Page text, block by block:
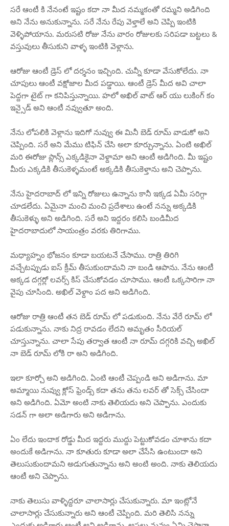
సరే ఆంటీ కి నేనంటే ఇష్టం కదా నా మీద నమ్మకంతో రమ్మని అడిగింది
అని నేను అనుకున్నాను. సరే నేను రేపు వెళ్తాలే అని చెప్పి ఇంటికి
వెళ్ళిపోయాను. మరుసటి రోజు నేను వారం రోజులకు సరిపడా బట్టలు &
వస్తువులు తీసుకుని వాళ్ళ ఇంటికి వెళ్లాను.
ఆరోజు ఆంటీ డ్రెస్ లో దర్శనం ఇచ్చింది. చున్నీ కూడా వేసుకోలేదు. నా
చూపులు ఆంటీ వక్షోజాల మీద పడ్డాయి. ఆంటీ డ్రెస్ మీద అవి చాలా
పెద్దగా టైట్ గా కనిపిస్తున్నాయి. హలో అఖిల్ వాట్ ఆర్ యు లుకింగ్ కం
ఇన్సైడ్ అని ఆంటీ నవ్వుతూ అంది.
నేను లోపలికి వెళ్లాను ఇదిగో నువ్వు ఈ మినీ బెడ్ రూమ్ వాడుకో అని
చెప్పింది. సరే అని మేము టిఫిన్ చేసి అలా కూర్చున్నాను. ఏంటి అఖిల్
మరి ఈరోజు ప్లాన్స్ ఎక్కడికైనా వెళ్దామా అని ఆంటీ అడిగింది. మీ ఇష్టం
మీరు ఎక్కడికి తీసుకెళ్ళమంటే అక్కడికి తీసుకెళ్తాను అని చెప్పాను.
నేను హైదరాబాద్ లో ఇన్ని రోజులు ఉన్నాను కానీ ఇక్కడ ఏమీ సరిగ్గా
చూడలేదు. ఏమైనా మంచి మంచి ప్రదేశాలు ఉంటే నన్ను అక్కడికి
తీసుకెళ్ళు అని అడిగింది. సరే అని ఇద్దరం కలిసి బండిమీద
హైదరాబాదులో సాయంత్రం వరకు తిరిగాము.
మధ్యాహ్నం భోజనం కూడా బయటనే చేసాము. రాత్రి తిరిగి
వచ్చేటప్పుడు ఐస్ క్రీమ్ తీసుకుందామని నా బండి ఆపాను. నేను ఆంటీ
అక్కడ దగ్గర్లో లవర్స్ కిస్ చేసుకోవడం చూసాము. ఆంటీ ఒక్కసారిగా నా
వైపు చూసింది. అఖిల్ వెళ్దాం పద అని అడిగింది.
ఆరోజు రాత్రి ఆంటీ తన బెడ్ రూమ్ లో పడుకుంది. నేను వేరే రూమ్ లో
పడుకున్నాను. నాకు నిద్ర రావడం లేదని అమృతం సీరియల్
చూస్తున్నాను. చాలా సేపు తర్వాత ఆంటీ నా రూమ్ దగ్గరికి వచ్చి అఖిల్
నా బెడ్ రూమ్ లోకి రా అని అడిగింది.
ఇలా కూర్చో అని అడిగింది. ఏంటి ఆంటీ చెప్పండి అని అడిగాను. మా
అమ్మాయి నువ్వు క్లోస్ ఫ్రెండ్స్ కదా తను తను లవర్ తో సెక్స్ చేసిందా
అని అడిగింది. ఏమో అంటి నాకు తెలియదు అని చెప్పాను. ఎందుకు
సడన్ గా అలా అడిగారు అని అడిగాను.
ఏం లేదు ఇందాక రోడ్డు మీద ఇద్దరు ముద్దు పెట్టుకోవడం చూశాను కదా
అందుకే అడిగాను. నా కూతురు కూడా అలా చేసేసి ఉంటుందా అని
తెలుసుకుందామని అడుగుతున్నాను అని అంటి అంది. నాకు తెలియదు
ఆంటీ అని చెప్పాను.
నాకు తెలుసు వాళ్ళిద్దరూ చాలాసార్లు చేసుకున్నారు. మా ఇంట్లోనే
చాలాసార్లు చేసుకున్నారు అని ఆంటీ చెప్పింది. మరి తెలిసి నన్ను